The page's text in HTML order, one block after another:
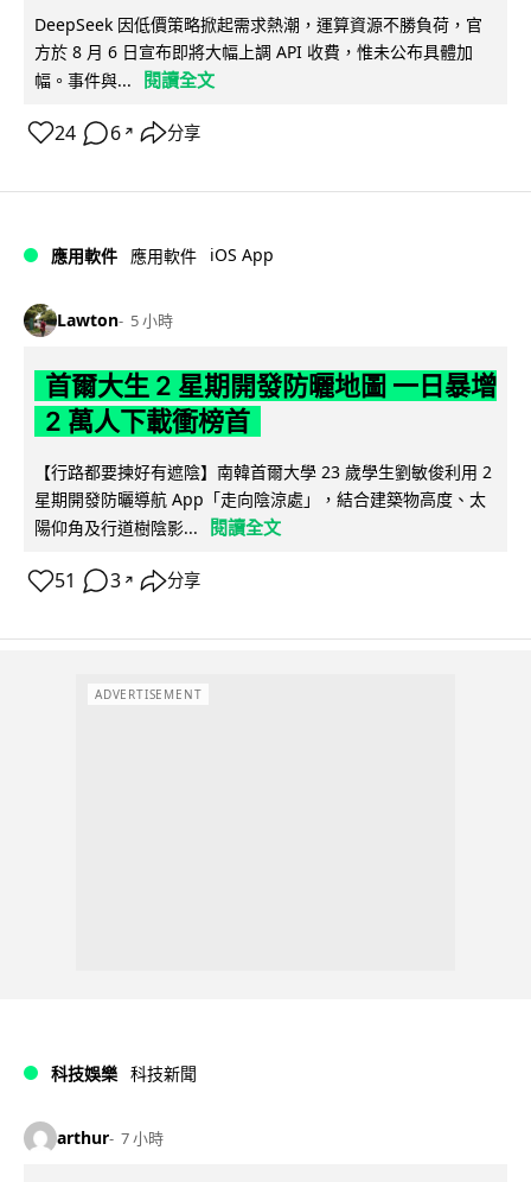
DeepSeek 因低價策略掀起需求熱潮，運算資源不勝負荷，官
方於 8 月 6 日宣布即將大幅上調 API 收費，惟未公布具體加
幅。事件與...
閱讀全文
24 6 ↗ 分享
應用軟件 應用軟件 iOS App
Lawton 5 小時
首爾大生 2 星期開發防曬地圖 一日暴增
2 萬人下載衝榜首
【行路都要揀好有遮陰】南韓首爾大學 23 歲學生劉敏俊利用 2
星期開發防曬導航 App「走向陰涼處」，結合建築物高度、太
陽仰角及行道樹陰影...
閱讀全文
51 3 ↗ 分享
ADVERTISEMENT
科技娛樂 科技新聞
arthur 7 小時